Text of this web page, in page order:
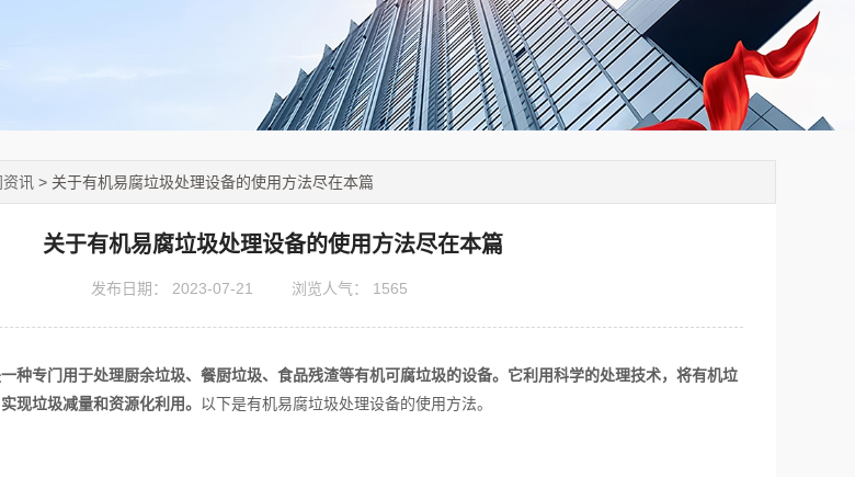
讯 > 关于有机易腐垃圾处理设备的使用方法尽在本篇
关于有机易腐垃圾处理设备的使用方法尽在本篇
发布日期： 2023-07-21 浏览人气： 1565
种专门用于处理厨余垃圾、餐厨垃圾、食品残渣等有机可腐垃圾的设备。它利用科学的处理技术，将有机垃
现垃圾减量和资源化利用。
以下是有机易腐垃圾处理设备的使用方法。